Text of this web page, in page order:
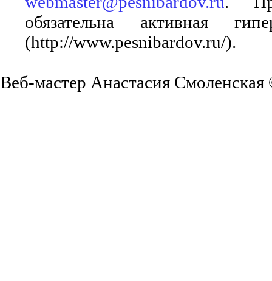
обязательна активная
(http://www.pesnibardov.ru/).
Веб-мастер Анастасия